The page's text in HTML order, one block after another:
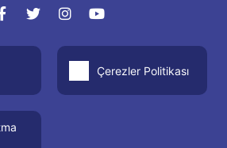
Çerezler Politikası